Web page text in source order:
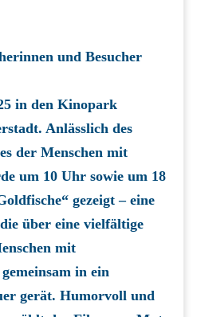
und Besucher
in den Kinopark
Anlässlich des
der Menschen mit
um 10 Uhr sowie um 18
gezeigt – eine
über eine vielfältige
mit
in ein
gerät. Humorvoll und